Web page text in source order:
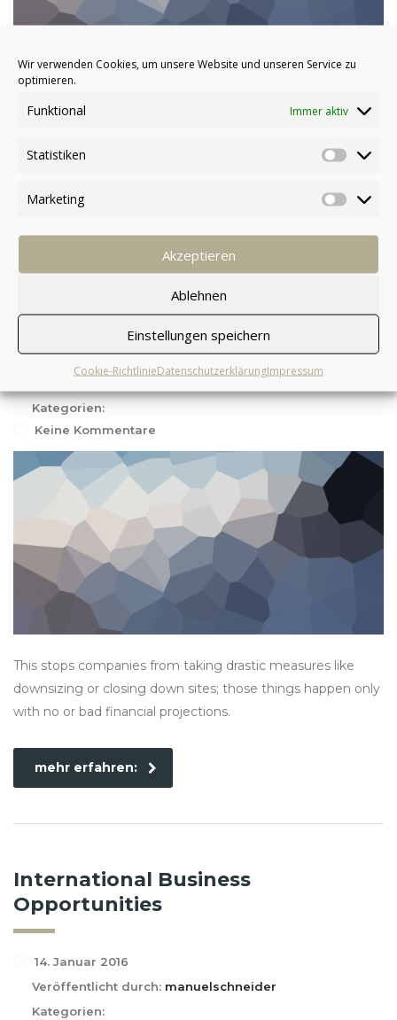
Wir verwenden Cookies, um unsere Website und unseren Service zu
optimieren.
Funktional Immer aktiv
Statistiken
Marketing
Akzeptieren
Ablehnen
Einstellungen speichern
Cookie-RichtlinieDatenschutzerklärungImpressum
This allows us to specialize in all dimensions of trades and
stocks, because we have a specialist within the team for
Financial Projections
14. Januar 2016
Kategorien:
Keine Kommentare
This stops companies from taking drastic measures like
downsizing or closing down sites; those things happen only
with no or bad financial projections.
mehr erfahren:
International Business
Opportunities
14. Januar 2016
Veröffentlicht durch: manuelschneider
Kategorien: